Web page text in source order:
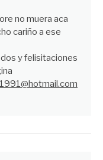
no muera aca
cariño a ese
y felisitaciones